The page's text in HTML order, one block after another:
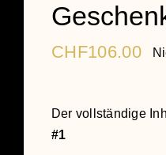
CHF106.00
Der vollständige
#1